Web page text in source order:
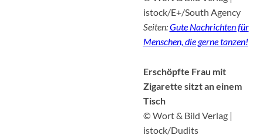
istock/E+/South Agency
Seiten:Gute Nachrichten für
Menschen, die gerne tanzen!
Erschöpfte Frau mit
Zigarette sitzt an einem
Tisch
© Wort & Bild Verlag |
istock/Dudits